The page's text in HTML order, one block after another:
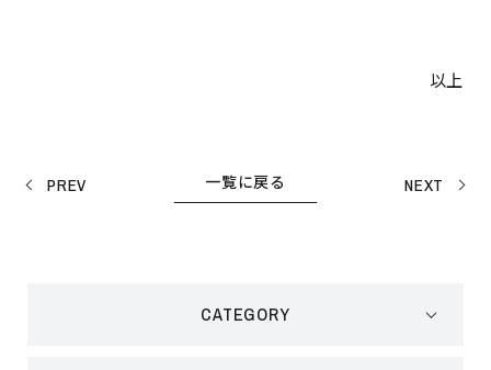
以上
PREV NEXT
一覧に戻る
CATEGORY